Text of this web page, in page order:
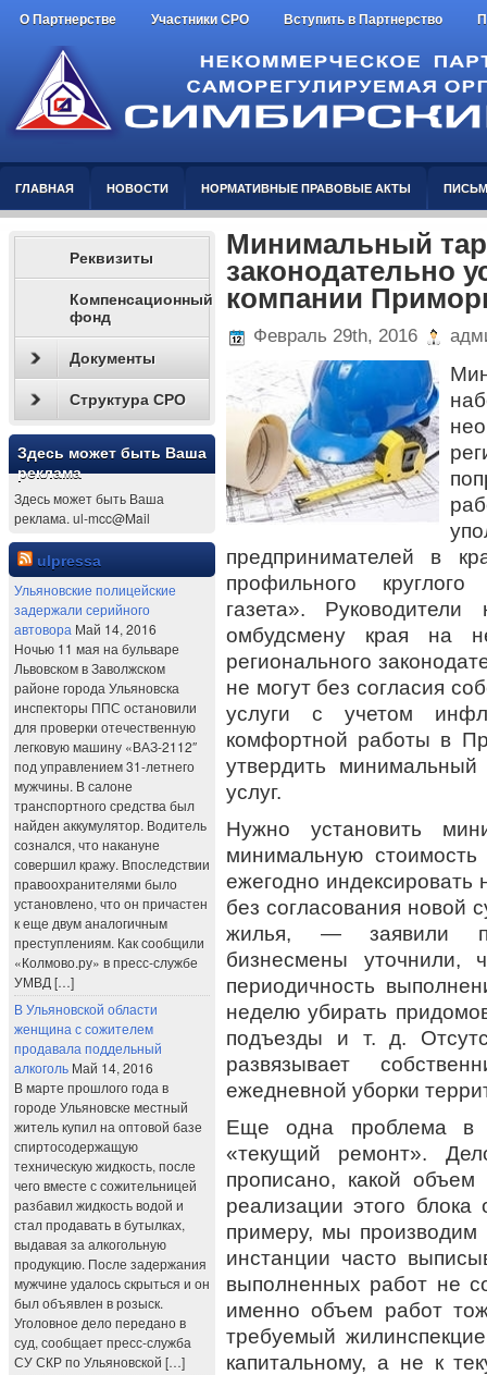
О Партнерстве Участники СРО Вступить в Партнерство
ГЛАВНАЯ НОВОСТИ НОРМАТИВНЫЕ ПРАВОВЫЕ АКТЫ
Реквизиты
Компенсационный
фонд
Документы
Структура СРО
Здесь может быть Ваша
реклама
Здесь может быть Ваша
реклама. ul-mcc@Mail
ulpressa
Ульяновские полицейские
задержали серийного
автовора Май 14, 2016
Ночью 11 мая на бульваре
Львовском в Заволжском
районе города Ульяновска
инспекторы ППС остановили
для проверки отечественную
легковую машину «ВАЗ-2112″
под управлением 31-летнего
мужчины. В салоне
транспортного средства был
найден аккумулятор. Водитель
сознался, что накануне
совершил кражу. Впоследствии
правоохранителями было
установлено, что он причастен
к еще двум аналогичным
преступлениям. Как сообщили
«Колмово.ру» в пресс-службе
УМВД […]
В Ульяновской области
женщина с сожителем
продавала поддельный
алкоголь Май 14, 2016
В марте прошлого года в
городе Ульяновске местный
житель купил на оптовой базе
спиртосодержащую
техническую жидкость, после
чего вместе с сожительницей
разбавил жидкость водой и
стал продавать в бутылках,
выдавая за алкогольную
продукцию. После задержания
мужчине удалось скрыться и он
был объявлен в розыск.
Уголовное дело передано в
суд, сообщает пресс-служба
СУ СКР по Ульяновской […]
Минимальный
законодательно
компании
Февраль 29th, 2016
предпринимателей в
профильного
газета».
омбудсмену края на
регионального
не могут без согласия
услуги с учетом
комфортной работы в
утвердить
услуг.
Нужно установить
минимальную
ежегодно
без согласования новой
жилья, — заявили
бизнесмены уточнили,
периодичность
неделю убирать
подъезды и т. д.
развязывает
ежедневной уборки
Еще одна проблема в
«текущий ремонт».
прописано, какой
реализации этого
примеру, мы производим
инстанции часто
выполненных работ не
именно объем работ
требуемый
капитальному, а не к